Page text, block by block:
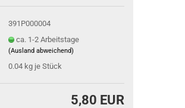
391P000004
ca. 1-2 Arbeitstage
(Ausland abweichend)
0.04 kg je Stück
5,80 EUR